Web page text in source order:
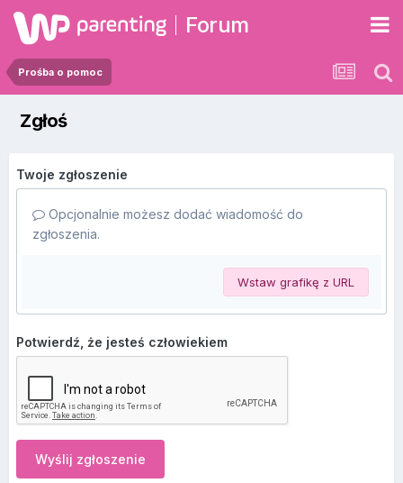
Forum
Prośba o pomoc
Zgłoś
Twoje zgłoszenie
Opcjonalnie możesz dodać wiadomość do
zgłoszenia.
Wstaw grafikę z URL
Potwierdź, że jesteś człowiekiem
Wyślij zgłoszenie